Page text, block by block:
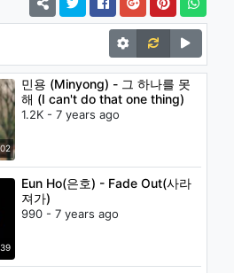
민용 (Minyong) - 그 하나를 못
해 (I can't do that one thing)
1.2K - 7 years ago
Eun Ho(은호) - Fade Out(사라
져가)
990 - 7 years ago